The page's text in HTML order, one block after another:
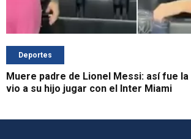
Deportes
Muere padre de Lionel Messi: así fue
vio a su hijo jugar con el Inter Miami